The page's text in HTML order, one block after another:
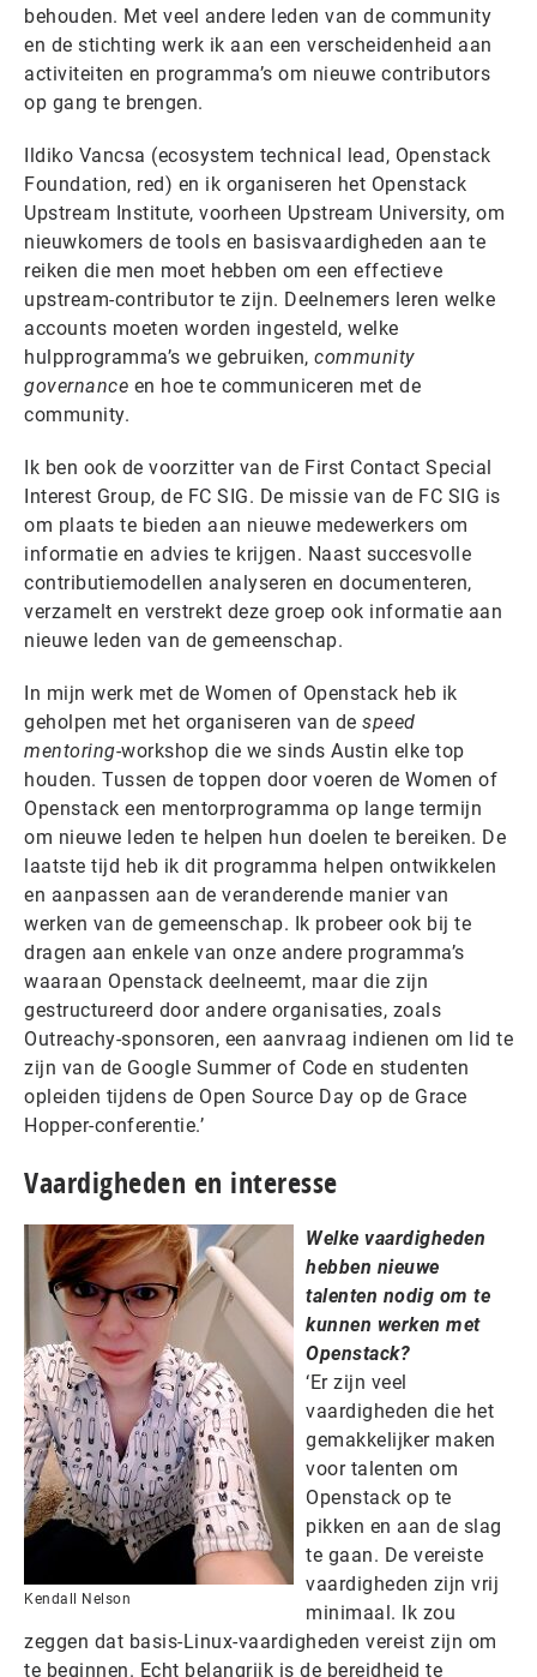
behouden. Met veel andere leden van de community
en de stichting werk ik aan een verscheidenheid aan
activiteiten en programma’s om nieuwe contributors
op gang te brengen.
Ildiko Vancsa (ecosystem technical lead, Openstack
Foundation, red) en ik organiseren het Openstack
Upstream Institute, voorheen Upstream University, om
nieuwkomers de tools en basisvaardigheden aan te
reiken die men moet hebben om een ​​effectieve
upstream-contributor te zijn. Deelnemers leren welke
accounts moeten worden ingesteld, welke
hulpprogramma’s we gebruiken, community
governance en hoe te communiceren met de
community.
Ik ben ook de voorzitter van de First Contact Special
Interest Group, de FC SIG. De missie van de FC SIG is
om plaats te bieden aan nieuwe medewerkers om
informatie en advies te krijgen. Naast succesvolle
contributiemodellen analyseren en documenteren,
verzamelt en verstrekt deze groep ook informatie aan
nieuwe leden van de gemeenschap.
In mijn werk met de Women of Openstack heb ik
geholpen met het organiseren van de speed
mentoring-workshop die we sinds Austin elke top
houden. Tussen de toppen door voeren de Women of
Openstack een mentorprogramma op lange termijn
om nieuwe leden te helpen hun doelen te bereiken. De
laatste tijd heb ik dit programma helpen ontwikkelen
en aanpassen aan de veranderende manier van
werken van de gemeenschap. Ik probeer ook bij te
dragen aan enkele van onze andere programma’s
waaraan Openstack deelneemt, maar die zijn
gestructureerd door andere organisaties, zoals
Outreachy-sponsoren, een aanvraag indienen om lid te
zijn van de Google Summer of Code en studenten
opleiden tijdens de Open Source Day op de Grace
Hopper-conferentie.’
Vaardigheden en interesse
Kendall Nelson
Welke vaardigheden
hebben nieuwe
talenten nodig om te
kunnen werken met
Openstack?
‘Er zijn veel
vaardigheden die het
gemakkelijker maken
voor talenten om
Openstack op te
pikken en aan de slag
te gaan. De vereiste
vaardigheden zijn vrij
minimaal. Ik zou
zeggen dat basis-Linux-vaardigheden vereist zijn om
te beginnen. Echt belangrijk is de bereidheid te